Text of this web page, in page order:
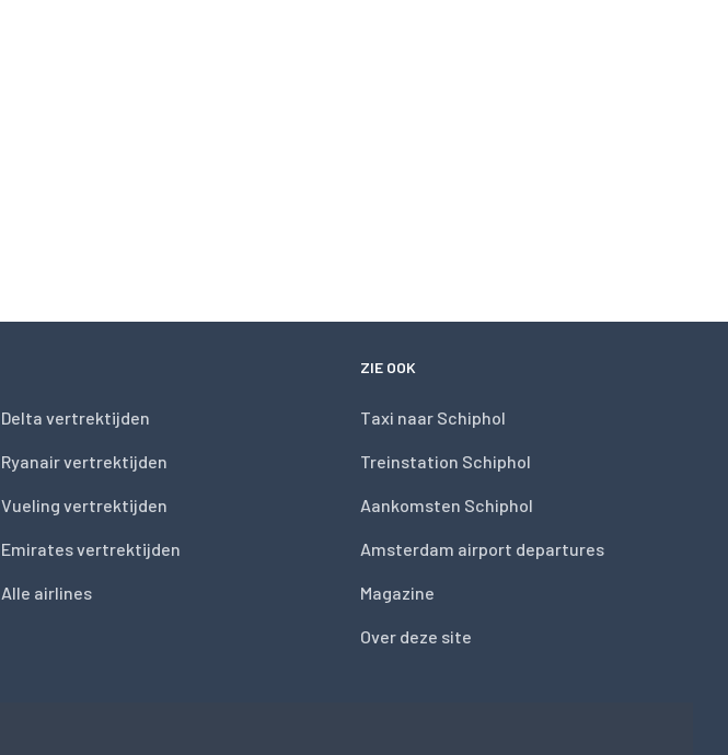
Delta vertrektijden
Ryanair vertrektijden
Vueling vertrektijden
Emirates vertrektijden
Alle airlines
ZIE OOK
Taxi naar Schiphol
Treinstation Schiphol
Aankomsten Schiphol
Amsterdam airport departures
Magazine
Over deze site